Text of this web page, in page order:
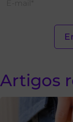
Artigos